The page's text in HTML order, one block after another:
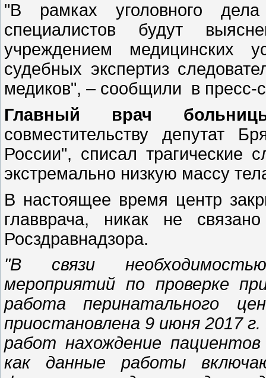
"В рамках уголовного
специалистов будут
учреждением медицинских
судебных экспертиз
медиков", – сообщили в пресс-
Главный врач
совместительству депутат
России", списал трагические
экстремально низкую массу
В настоящее время центр
главврача, никак не
Росздравнадзора.
"В связи
мероприятий по проверке
работа перинатального
приостановлена 9 июня 2017
работ нахождение
как данные работы